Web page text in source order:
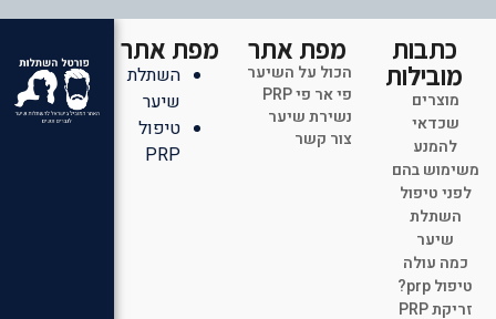
כתבות
מובילות
מוצרים
שכדאי
להמנע
משימוש בהם
לפני טיפול
השתלת
שיער
כמה עולה
טיפול prp?
זריקת PRP
מפת אתר
הכול על השיער
פי אר פי PRP
נשירת שיער
צור קשר
מפת אתר
השתלת
שיער
טיפול
PRP